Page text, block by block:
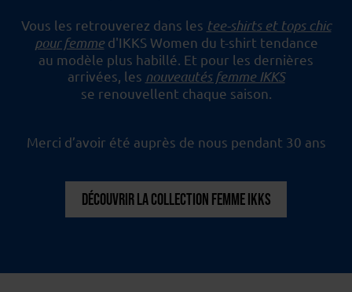
Vous les retrouverez dans les tee-shirts et tops chic
pour femmed'IKKS Women du t-shirt tendance
au modèle plus habillé. Et pour les dernières
arrivées, les nouveautés femme IKKS
se renouvellent chaque saison.
Merci d’avoir été auprès de nous pendant 30 ans
DÉCOUVRIR LA COLLECTION FEMME IKKS